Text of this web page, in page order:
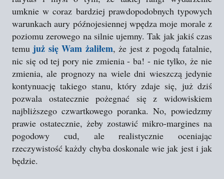
umknie w coraz bardziej prawdopodobnych typowych
warunkach aury późnojesiennej wpędza moje morale z
poziomu zerowego na silnie ujemny. Tak jak jakiś czas
temu już się Wam żaliłem, że jest z pogodą fatalnie,
nic się od tej pory nie zmienia - ba! - nie tylko, że nie
zmienia, ale prognozy na wiele dni wieszczą jedynie
kontynuację takiego stanu, który zdaje się, już dziś
pozwala ostatecznie pożegnać się z widowiskiem
najbliższego czwartkowego poranka. No, powiedzmy
prawie ostatecznie, żeby zostawić mikro-margines na
pogodowy cud, ale realistycznie oceniając
rzeczywistość każdy chyba doskonale wie jak jest i jak
będzie.